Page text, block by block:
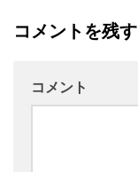
コメントを残す
コメント